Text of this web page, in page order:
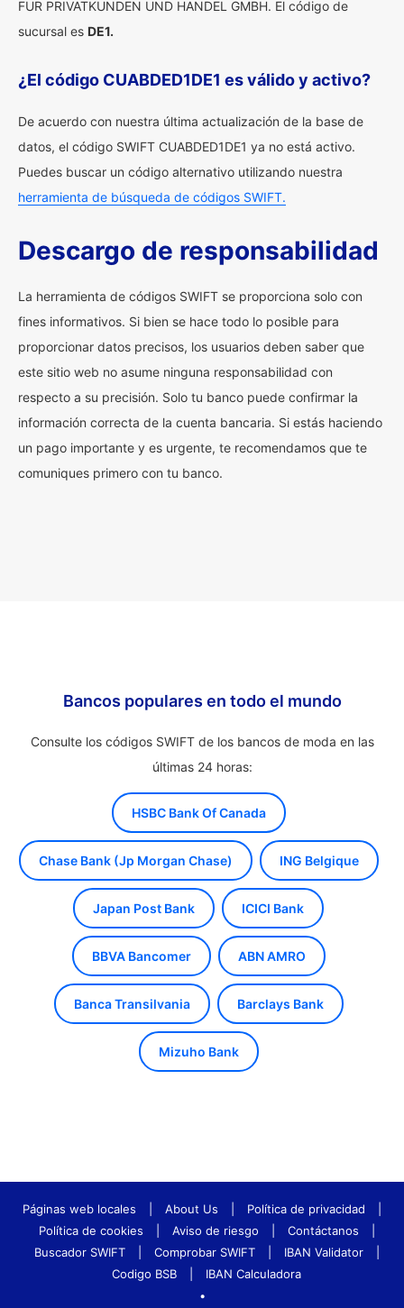
FUR PRIVATKUNDEN UND HANDEL GMBH. El código de
sucursal es DE1.
¿El código CUABDED1DE1 es válido y activo?
De acuerdo con nuestra última actualización de la base de
datos, el código SWIFT CUABDED1DE1 ya no está activo.
Puedes buscar un código alternativo utilizando nuestra
herramienta de búsqueda de códigos SWIFT.
Descargo de responsabilidad
La herramienta de códigos SWIFT se proporciona solo con
fines informativos. Si bien se hace todo lo posible para
proporcionar datos precisos, los usuarios deben saber que
este sitio web no asume ninguna responsabilidad con
respecto a su precisión. Solo tu banco puede confirmar la
información correcta de la cuenta bancaria. Si estás haciendo
un pago importante y es urgente, te recomendamos que te
comuniques primero con tu banco.
Bancos populares en todo el mundo
Consulte los códigos SWIFT de los bancos de moda en las
últimas 24 horas:
HSBC Bank Of Canada
Chase Bank (Jp Morgan Chase) ING Belgique
Japan Post Bank ICICI Bank
BBVA Bancomer ABN AMRO
Banca Transilvania Barclays Bank
Mizuho Bank
Páginas web locales About Us Política de privacidad
Política de cookies
Aviso de riesgo Contáctanos
Buscador SWIFT
Comprobar SWIFT IBAN Validator
Codigo BSB
IBAN Calculadora
•